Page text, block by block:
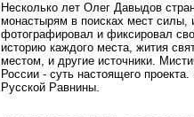
Несколько лет Олег Давыдов
монастырям в поисках мест силы,
фотографировал и фиксировал
историю каждого места, жития
местом, и другие источники.
России - суть настоящего
Русской Равнины.